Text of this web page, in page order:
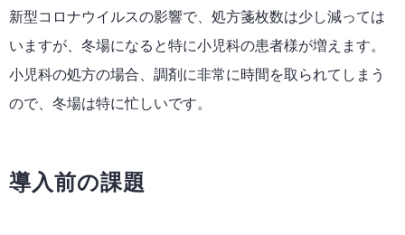
新型コロナウイルスの影響で、処方箋枚数は少し減っては
いますが、冬場になると特に小児科の患者様が増えます。
小児科の処方の場合、調剤に非常に時間を取られてしまう
ので、冬場は特に忙しいです。
導入前の課題